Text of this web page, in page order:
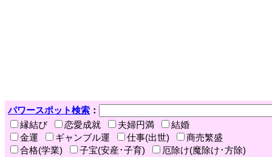
パワースポット検索 ：
縁結び
恋愛成就 夫婦円満
結婚
金運
ギャンブル運 仕事(出世)
商売繁盛
合格(学業)
子宝(安産･子育)
厄除け(魔除け･方除)